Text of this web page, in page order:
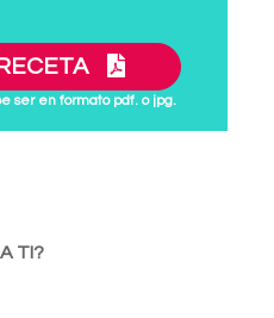
ser en formato pdf. o jpg.
TI?